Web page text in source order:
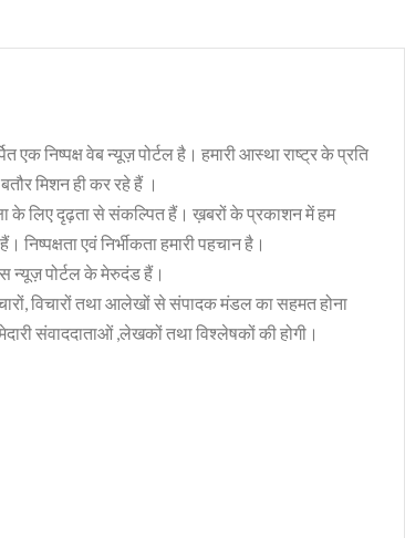
एक निष्पक्ष वेब न्यूज़ पोर्टल है। हमारी आस्था राष्ट्र के प्रति
मिशन ही कर रहे हैं ।
के लिए दृढ़ता से संकल्पित हैं। ख़बरों के प्रकाशन में हम
निष्पक्षता एवं निर्भीकता हमारी पहचान है।
न्यूज़ पोर्टल के मेरुदंड हैं।
विचारों तथा आलेखों से संपादक मंडल का सहमत होना
संवाददाताओं ,लेखकों तथा विश्लेषकों की होगी।